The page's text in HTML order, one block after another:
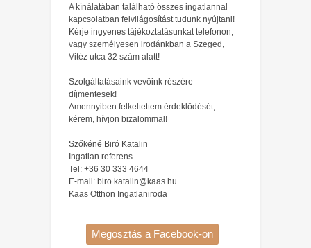
A kínálatában található összes ingatlannal
kapcsolatban felvilágosítást tudunk nyújtani!
Kérje ingyenes tájékoztatásunkat telefonon,
vagy személyesen irodánkban a Szeged,
Vitéz utca 32 szám alatt!
Szolgáltatásaink vevőink részére
díjmentesek!
Amennyiben felkeltettem érdeklődését,
kérem, hívjon bizalommal!
Szőkéné Biró Katalin
Ingatlan referens
Tel: +36 30 333 4644
E-mail: biro.katalin@kaas.hu
Kaas Otthon Ingatlaniroda
Megosztás a Facebook-on